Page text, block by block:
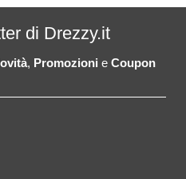
di Drezzy.it
, Promozioni e Coupon